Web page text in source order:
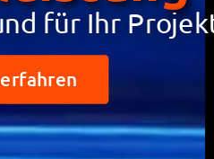
für Ihr